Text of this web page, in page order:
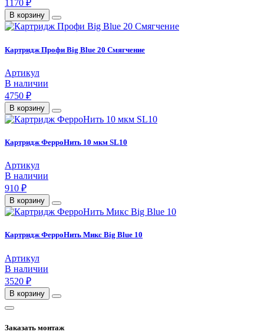
1170 ₽
В корзину
Картридж Профи Big Blue 20 Смягчение
Артикул
В наличии
4750 ₽
В корзину
Картридж ФерроНить 10 мкм SL10
Артикул
В наличии
910 ₽
В корзину
Картридж ФерроНить Микс Big Blue 10
Артикул
В наличии
3520 ₽
В корзину
Заказать монтаж